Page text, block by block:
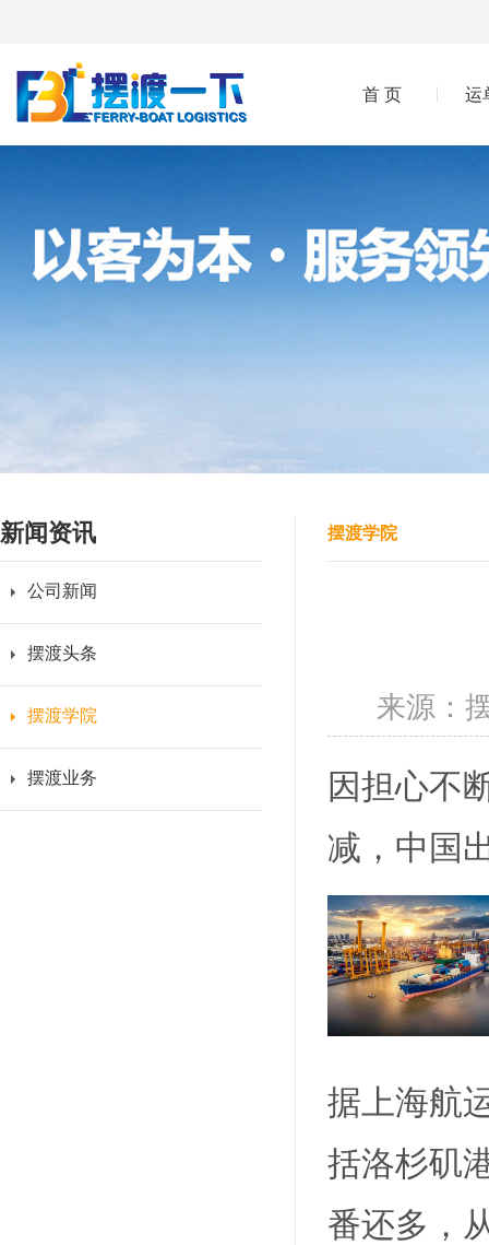
首 页 运
新闻资讯
公司新闻
摆渡头条
摆渡学院
摆渡业务
摆渡学院
来源：
因担心不
减，中国
据上海航
括洛杉矶
番还多，